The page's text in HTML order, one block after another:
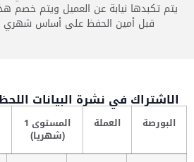
يتم تكبدها نيابة عن العميل ويتم خصم
قبل أمين الحفظ على أساس شهري
الاشتراك في نشرة البيانات
البورصة العملة المستوى 1
(شهريا)